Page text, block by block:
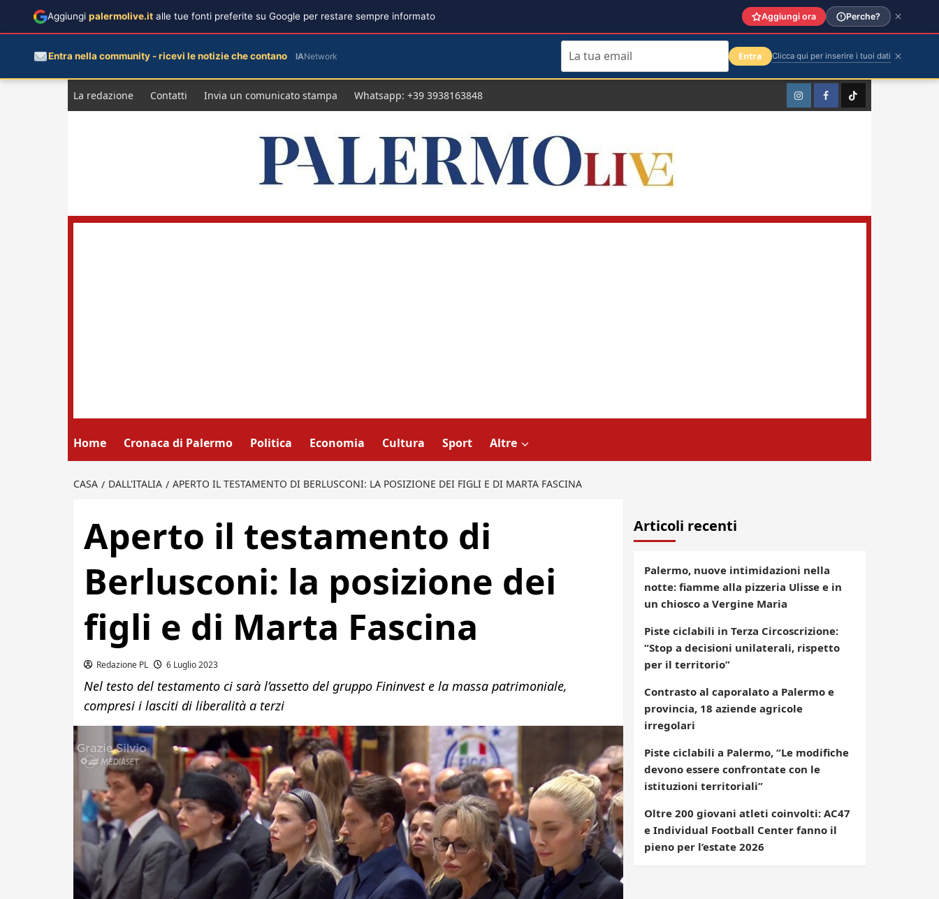
La redazione Contatti Invia un comunicato stampa Whatsapp: +39 3938163848 InstagramFacebookTikTok
Home Cronaca di Palermo Politica Economia Cultura Sport Altre
CASA DALL'ITALIA APERTO IL TESTAMENTO DI BERLUSCONI: LA POSIZIONE DEI FIGLI E DI MARTA FASCINA
Aperto il testamento di
Berlusconi: la posizione dei
figli e di Marta Fascina
Redazione PL 6 Luglio 2023
Nel testo del testamento ci sarà l’assetto del gruppo Fininvest e la massa patrimoniale,
compresi i lasciti di liberalità a terzi
Articoli recenti
Palermo, nuove intimidazioni nella
notte: fiamme alla pizzeria Ulisse e in
un chiosco a Vergine Maria
Piste ciclabili in Terza Circoscrizione:
“Stop a decisioni unilaterali, rispetto
per il territorio”
Contrasto al caporalato a Palermo e
provincia, 18 aziende agricole
irregolari
Piste ciclabili a Palermo, “Le modifiche
devono essere confrontate con le
istituzioni territoriali”
Oltre 200 giovani atleti coinvolti: AC47
e Individual Football Center fanno il
pieno per l’estate 2026
Aggiungi palermolive.it alle tue fonti preferite su Google per restare sempre informato Aggiungi ora Perche?
Entra nella community - ricevi le notizie che contano IANetwork Entra Clicca qui per inserire i tuoi dati